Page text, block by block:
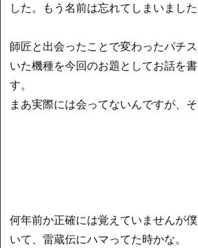
した。もう名前は忘れてしまいまし
師匠と出会ったことで変わったパチ
いた機種を今回のお題としてお話を
す。
まあ実際には会ってないんですが、
何年前か正確には覚えていませんが
いて、雷蔵伝にハマってた時かな。